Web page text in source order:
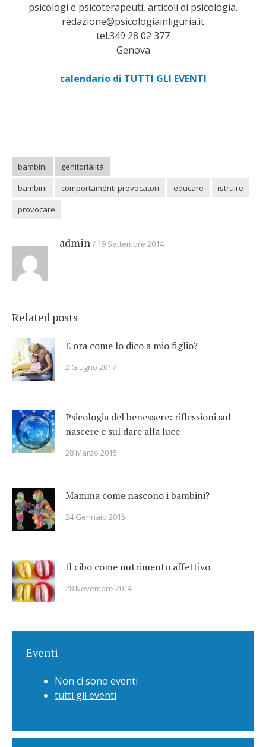
psicologi e psicoterapeuti, articoli di psicologia.
redazione@psicologiainliguria.it
tel.349 28 02 377
Genova
calendario di TUTTI GLI EVENTI
bambini
genitorialità
bambini
comportamenti provocatori educare
istruire
provocare
admin 19 Settembre 2014
Related posts
E ora come lo dico a mio figlio?
2 Giugno 2017
Psicologia del benessere: riflessioni sul
nascere e sul dare alla luce
28 Marzo 2015
Mamma come nascono i bambini?
24 Gennaio 2015
Il cibo come nutrimento affettivo
28 Novembre 2014
Eventi
Non ci sono eventi
tutti gli eventi